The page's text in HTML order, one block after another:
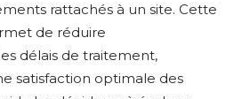
rattachés à un site. Cette
de réduire
délais de traitement,
satisfaction optimale des